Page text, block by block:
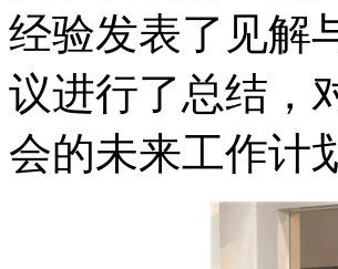
经验发表了见解
议进行了总结，
会的未来工作计